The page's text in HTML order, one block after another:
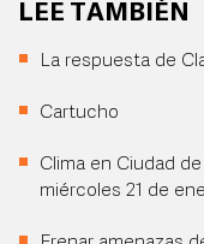
LEE TAMBIÉN
La respuesta de
Cartucho
Clima en Ciudad
miércoles 21 de